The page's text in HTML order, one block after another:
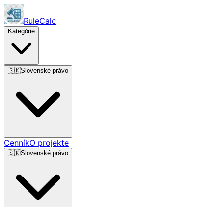
RuleCalc
Kategórie
🇸🇰Slovenské právo
CenníkO projekte
🇸🇰Slovenské právo